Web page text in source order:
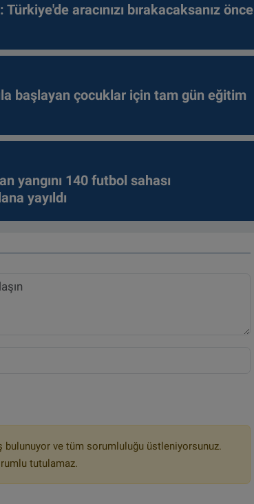
aracınızı bırakacaksanız önce
başlayan çocuklar için tam gün eğitim
yangını 140 futbol sahası
yayıldı
bulunuyor ve tüm sorumluluğu üstleniyorsunuz.
tutulamaz.